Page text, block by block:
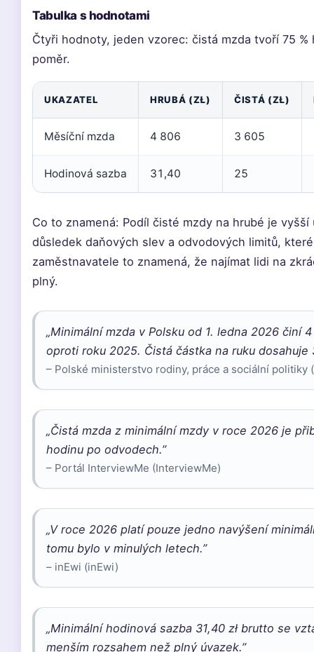
Tabulka s hodnotami
Čtyři hodnoty, jeden vzorec: čistá mzda tvoří 75
poměr.
UKAZATEL HRUBÁ (ZŁ) ČISTÁ (ZŁ)
Měsíční mzda 4 806 3 605
Hodinová sazba 31,40 25
Co to znamená: Podíl čisté mzdy na hrubé je
důsledek daňových slev a odvodových limitů,
zaměstnavatele to znamená, že najímat lidi na
plný.
„Minimální mzda v Polsku od 1. ledna 2026 činí
oproti roku 2025. Čistá částka na ruku dosahuje
– Polské ministerstvo rodiny, práce a sociální politiky
„Čistá mzda z minimální mzdy v roce 2026 je
hodinu po odvodech.”
– Portál InterviewMe (InterviewMe)
„V roce 2026 platí pouze jedno navýšení
tomu bylo v minulých letech.”
– inEwi (inEwi)
„Minimální hodinová sazba 31,40 zł brutto se
menším rozsahem než plný úvazek.”